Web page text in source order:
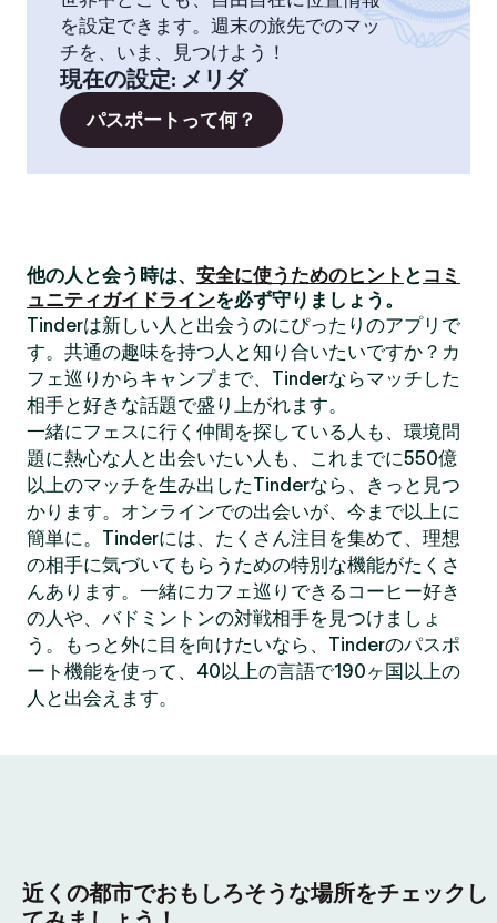
を設定できます。週末の旅先でのマッ
チを、いま、見つけよう！
現在の設定: メリダ
パスポートって何？
他の人と会う時は、 安全に使うためのヒント と コミ
ュニティガイドラインを必ず守りましょう。
Tinderは新しい人と出会うのにぴったりのアプリで
す。共通の趣味を持つ人と知り合いたいですか？カ
フェ巡りからキャンプまで、Tinderならマッチした
相手と好きな話題で盛り上がれます。
一緒にフェスに行く仲間を探している人も、環境問
題に熱心な人と出会いたい人も、これまでに550億
以上のマッチを生み出したTinderなら、きっと見つ
かります。オンラインでの出会いが、今まで以上に
簡単に。Tinderには、たくさん注目を集めて、理想
の相手に気づいてもらうための特別な機能がたくさ
んあります。一緒にカフェ巡りできるコーヒー好き
の人や、バドミントンの対戦相手を見つけましょ
う。もっと外に目を向けたいなら、Tinderのパスポ
ート機能を使って、40以上の言語で190ヶ国以上の
人と出会えます。
近くの都市でおもしろそうな場所をチェックし